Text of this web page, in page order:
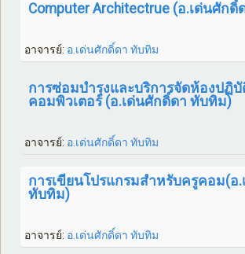
Computer Architectrue (อ.เด่นศัก
อาจารย์: อ.เด่นศักดิ์ดา ทับทิม
การซ่อมบำรุงและบริการจัดห้องปฏิบั
คอมพิวเตอร์ (อ.เด่นศักดิ์ดา ทับทิม)
อาจารย์: อ.เด่นศักดิ์ดา ทับทิม
การเขียนโปรแกรมสำหรับครูคอม(อ
ทับทิม)
อาจารย์: อ.เด่นศักดิ์ดา ทับทิม